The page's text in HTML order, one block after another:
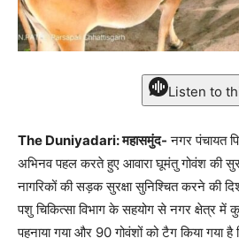
Listen to
The Duniyadari: महासमुंद- नगर पंचायत
अभिनव पहल करते हुए आवारा घूमंतु गोवंश की
नागरिकों की सड़क सुरक्षा सुनिश्चित करने की
पशु चिकित्सा विभाग के सहयोग से नगर क्षेत्र में
पहनाया गया और 90 गोवंशों को टैग किया गया